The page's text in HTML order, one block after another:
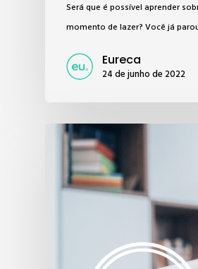
Será que é possível aprender
momento de lazer? Você já
Eureca
24 de junho de 2022